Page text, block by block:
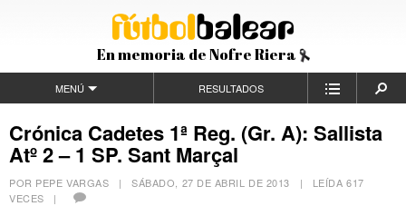
En memoria de Nofre Riera
MENÚ RESULTADOS
Crónica Cadetes 1ª Reg. (Gr. A): Sallista
Atº 2 – 1 SP. Sant Marçal
POR PEPE VARGAS |SÁBADO, 27 DE ABRIL DE 2013 | LEÍDA 617
VECES |